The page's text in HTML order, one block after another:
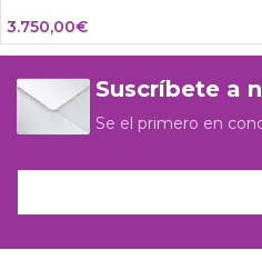
3.750,00€
Suscríbete a
Se el primero en